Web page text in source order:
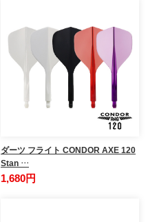
ダーツ フライト CONDOR AXE 120
Stan …
1,680円